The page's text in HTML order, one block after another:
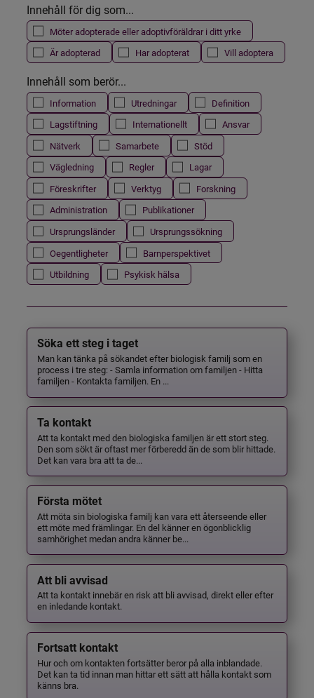
Innehåll för dig som...
Möter adopterade eller adoptivföräldrar i ditt yrke
Är adopterad
Har adopterat Vill adoptera
Innehåll som berör...
Information Utredningar
Definition
Lagstiftning
Internationellt
Ansvar
Nätverk
Samarbete
Stöd
Vägledning
Regler
Lagar
Föreskrifter
Verktyg
Forskning
Administration
Publikationer
Ursprungsländer
Ursprungssökning
Oegentligheter
Barnperspektivet
Utbildning
Psykisk hälsa
Söka ett steg i taget
Man kan tänka på sökandet efter biologisk familj som en
process i tre steg: - Samla information om familjen - Hitta
familjen - Kontakta familjen. En ...
Ta kontakt
Att ta kontakt med den biologiska familjen är ett stort steg.
Den som sökt är oftast mer förberedd än de som blir hittade.
Det kan vara bra att ta de...
Första mötet
Att möta sin biologiska familj kan vara ett återseende eller
ett möte med främlingar. En del känner en ögonblicklig
samhörighet medan andra känner be...
Att bli avvisad
Att ta kontakt innebär en risk att bli avvisad, direkt eller efter
en inledande kontakt.
Fortsatt kontakt
Hur och om kontakten fortsätter beror på alla inblandade.
Det kan ta tid innan man hittar ett sätt att hålla kontakt som
känns bra.